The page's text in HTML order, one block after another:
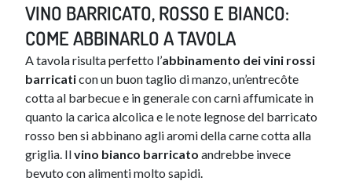
​VINO BARRICATO, ROSSO E BIANCO:
COME ABBINARLO A TAVOLA
A tavola risulta perfetto l’abbinamento dei vini rossi
barricaticon un buon taglio di manzo, un’entrecôte
cotta al barbecue e in generale con carni affumicate in
quanto la carica alcolica e le note legnose del barricato
rosso ben si abbinano agli aromi della carne cotta alla
griglia. Ilvino bianco barricato andrebbe invece
bevuto con alimenti molto sapidi.